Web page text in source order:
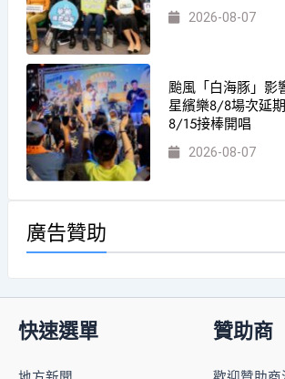
2026-08-07
颱風「白海豚」影
星繽樂8/8場次延
8/15接棒開唱
2026-08-07
廣告贊助
快速選單 贊助商